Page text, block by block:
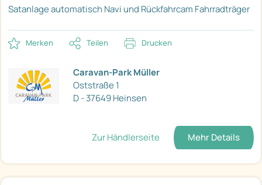
Satanlage automatisch Navi und Rückfahrcam Fahrradträger
Merken Teilen Drucken
Caravan-Park Müller
Oststraße 1
D - 37649 Heinsen
Zur Händlerseite Mehr Details